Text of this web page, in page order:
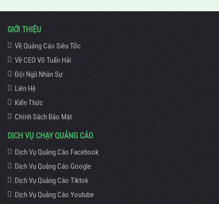
GIỚI THIỆU
Về Quảng Cáo Siêu Tốc
Về CEO Võ Tuấn Hải
Đội Ngũ Nhân Sự
Liên Hệ
Kiến Thức
Chính Sách Bảo Mật
DỊCH VỤ CHẠY QUẢNG CÁO
Dịch Vụ Quảng Cáo Facebook
Dịch Vụ Quảng Cáo Google
Dịch Vụ Quảng Cáo Tiktok
Dịch Vụ Quảng Cáo Youtube